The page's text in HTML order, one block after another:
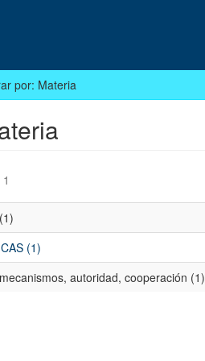
por: Materia
(1)
autoridad, cooperación (1)